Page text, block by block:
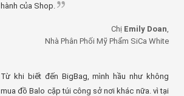
hành của Shop.
Chị Emily Doan
Nhà Phân Phối Mỹ Phẩm SiCa White
Từ khi biết đến BigBag, mình hầu như không
mua đồ Balo cặp túi công sở nơi khác nữa. vì tại